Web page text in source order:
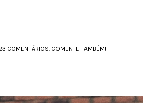
COMENTÁRIOS. COMENTE TAMBÉM!